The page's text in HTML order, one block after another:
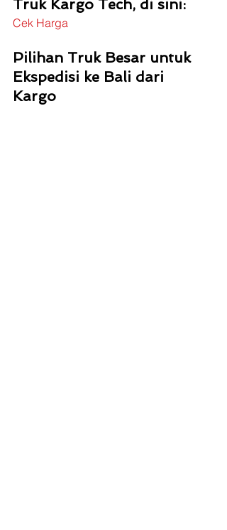
Truk Kargo Tech, di sini:
Cek Harga
Pilihan Truk Besar untuk
Ekspedisi ke Bali dari
Kargo